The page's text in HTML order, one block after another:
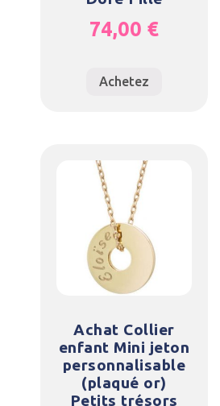
74,00 €
Achetez
Achat Collier
enfant Mini jeton
personnalisable
(plaqué or)
Petits trésors